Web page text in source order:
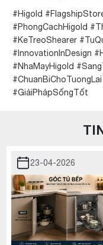
#Higold
#PhongCachHigold
#KeTreoShearer
#InnovationInDesign
#NhaMayHigold
#GiảiPhápSốngTốt
23-04-2026